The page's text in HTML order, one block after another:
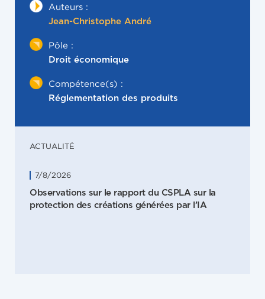
Auteurs :
Jean-Christophe André
Pôle :
Droit économique
Compétence(s) :
Réglementation des produits
ACTUALITÉ
7/8/2026
Observations sur le rapport du CSPLA sur la
protection des créations générées par l’IA